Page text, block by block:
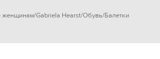
женщинам Gabriela Hearst Обувь Балетки